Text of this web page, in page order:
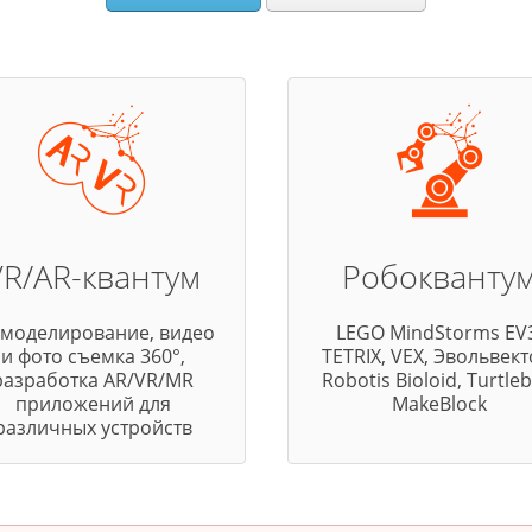
AR-квантум
видео
и фото съемка 360°,
AR/VR/MR
приложений для
устройств
LEGO MindStorms
TETRIX, VEX,
Robotis Bioloid,
MakeBlock